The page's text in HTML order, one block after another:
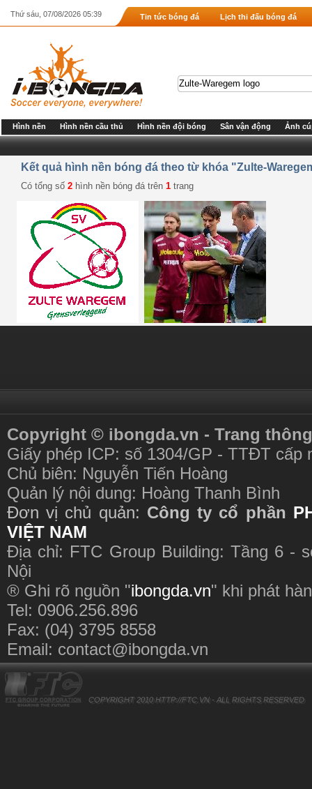
Thứ sáu, 07/08/2026 05:39 Tin tức bóng đá Lịch thi đấu bóng đá
Hình nền Hình nền cầu thủ Hình nền đội bóng Sân vận động Ảnh
Kết quả hình nền bóng đá theo từ khóa "Zulte-
Có tổng số 2 hình nền bóng đá trên 1 trang
Copyright © ibongda.vn - Trang
Giấy phép ICP: số 1304/GP - TTĐT cấp
Chủ biên: Nguyễn Tiến Hoàng
Quản lý nội dung: Hoàng Thanh Bình
Đơn vị chủ quản: Công ty cổ phần
VIỆT NAM
Địa chỉ: FTC Group Building: Tầng 6 -
Nội
® Ghi rõ nguồn "ibongda.vn" khi phát
Tel: 0906.256.896
Fax: (04) 3795 8558
Email: contact@ibongda.vn
COPYRIGHT 2010 HTTP://FTC.VN - ALL RIGHTS RESERVED